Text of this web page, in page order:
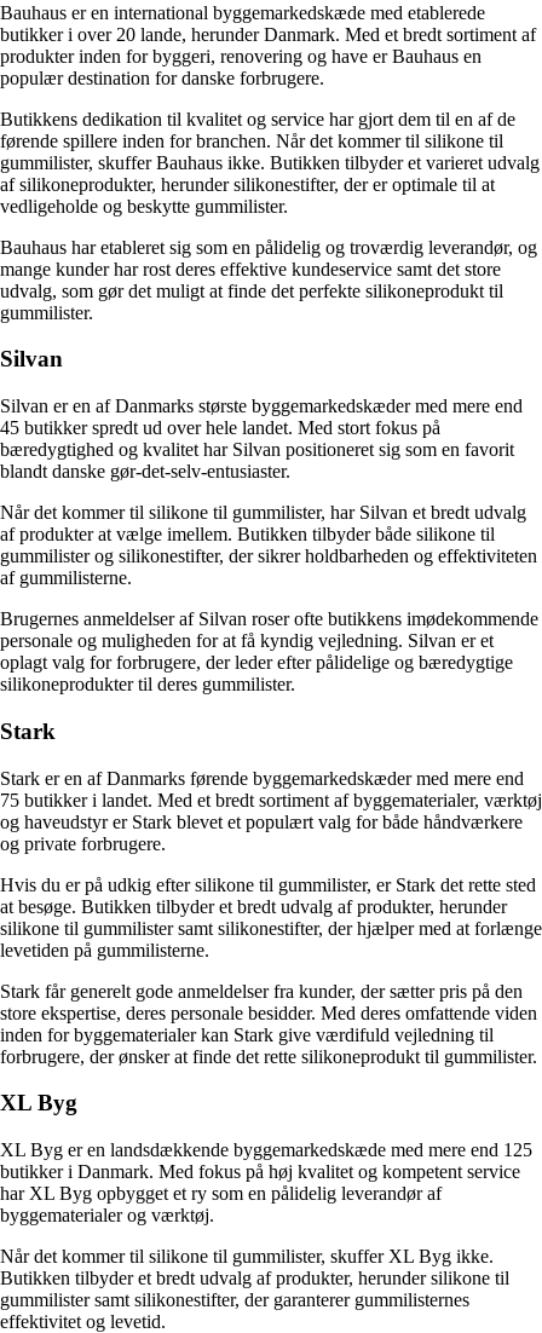
Bauhaus er en international byggemarkedskæde med etablerede
butikker i over 20 lande, herunder Danmark. Med et bredt sortiment af
produkter inden for byggeri, renovering og have er Bauhaus en
populær destination for danske forbrugere.
Butikkens dedikation til kvalitet og service har gjort dem til en af de
førende spillere inden for branchen. Når det kommer til silikone til
gummilister, skuffer Bauhaus ikke. Butikken tilbyder et varieret udvalg
af silikoneprodukter, herunder silikonestifter, der er optimale til at
vedligeholde og beskytte gummilister.
Bauhaus har etableret sig som en pålidelig og troværdig leverandør, og
mange kunder har rost deres effektive kundeservice samt det store
udvalg, som gør det muligt at finde det perfekte silikoneprodukt til
gummilister.
Silvan
Silvan er en af Danmarks største byggemarkedskæder med mere end
45 butikker spredt ud over hele landet. Med stort fokus på
bæredygtighed og kvalitet har Silvan positioneret sig som en favorit
blandt danske gør-det-selv-entusiaster.
Når det kommer til silikone til gummilister, har Silvan et bredt udvalg
af produkter at vælge imellem. Butikken tilbyder både silikone til
gummilister og silikonestifter, der sikrer holdbarheden og effektiviteten
af gummilisterne.
Brugernes anmeldelser af Silvan roser ofte butikkens imødekommende
personale og muligheden for at få kyndig vejledning. Silvan er et
oplagt valg for forbrugere, der leder efter pålidelige og bæredygtige
silikoneprodukter til deres gummilister.
Stark
Stark er en af Danmarks førende byggemarkedskæder med mere end
75 butikker i landet. Med et bredt sortiment af byggematerialer, værktøj
og haveudstyr er Stark blevet et populært valg for både håndværkere
og private forbrugere.
Hvis du er på udkig efter silikone til gummilister, er Stark det rette sted
at besøge. Butikken tilbyder et bredt udvalg af produkter, herunder
silikone til gummilister samt silikonestifter, der hjælper med at forlænge
levetiden på gummilisterne.
Stark får generelt gode anmeldelser fra kunder, der sætter pris på den
store ekspertise, deres personale besidder. Med deres omfattende viden
inden for byggematerialer kan Stark give værdifuld vejledning til
forbrugere, der ønsker at finde det rette silikoneprodukt til gummilister.
XL Byg
XL Byg er en landsdækkende byggemarkedskæde med mere end 125
butikker i Danmark. Med fokus på høj kvalitet og kompetent service
har XL Byg opbygget et ry som en pålidelig leverandør af
byggematerialer og værktøj.
Når det kommer til silikone til gummilister, skuffer XL Byg ikke.
Butikken tilbyder et bredt udvalg af produkter, herunder silikone til
gummilister samt silikonestifter, der garanterer gummilisternes
effektivitet og levetid.